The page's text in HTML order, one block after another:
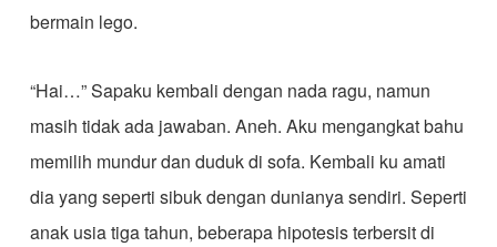
bermain lego.
“Hai…” Sapaku kembali dengan nada ragu, namun
masih tidak ada jawaban. Aneh. Aku mengangkat bahu
memilih mundur dan duduk di sofa. Kembali ku amati
dia yang seperti sibuk dengan dunianya sendiri. Seperti
anak usia tiga tahun, beberapa hipotesis terbersit di